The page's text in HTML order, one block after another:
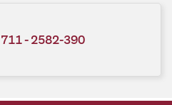
- 2582-390